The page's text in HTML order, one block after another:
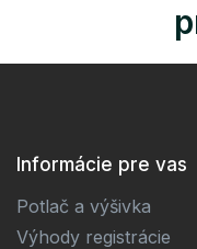
Informácie pre vas
Potlač a výšivka
Výhody registrácie